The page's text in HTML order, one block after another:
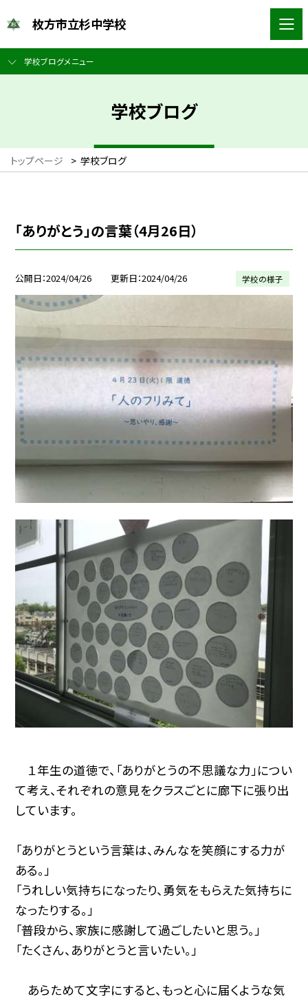
枚方市立杉中学校
学校ブログメニュー
学校ブログ
トップページ > 学校ブログ
「ありがとう」の言葉（4月26日）
公開日 2024/04/26 更新日 2024/04/26 学校の様子
１年生の道徳で、「ありがとうの不思議な力」につい
て考え、それぞれの意見をクラスごとに廊下に張り出
しています。
「ありがとうという言葉は、みんなを笑顔にする力が
ある。」
「うれしい気持ちになったり、勇気をもらえた気持ちに
なったりする。」
「普段から、家族に感謝して過ごしたいと思う。」
「たくさん、ありがとうと言いたい。」
あらためて文字にすると、もっと心に届くような気